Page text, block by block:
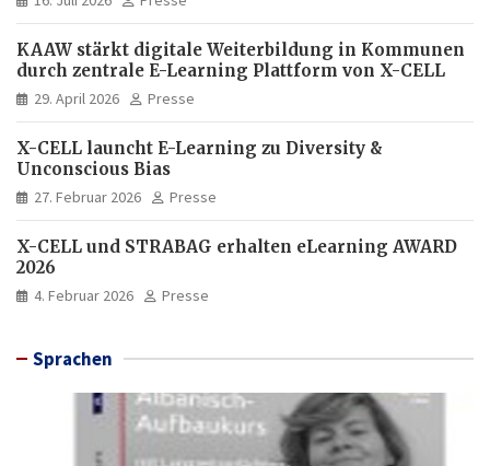
KAAW stärkt digitale Weiterbildung in Kommunen
durch zentrale E-Learning Plattform von X-CELL
29. April 2026 Presse
X-CELL launcht E-Learning zu Diversity &
Unconscious Bias
27. Februar 2026 Presse
X-CELL und STRABAG erhalten eLearning AWARD
2026
4. Februar 2026 Presse
Sprachen